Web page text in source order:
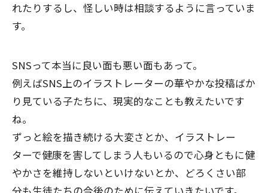
れたりするし、怪しい時は相談するように言っていま
す。
SNSって本当に良い面も悪い面もあって。
例えばSNS上のイラストレーターの華やかな投稿ばか
り見ている子たちに、現実的なことも教えたいです
ね。
ずっと絵を描き続ける大変さとか、イラストレー
ターで健康を害してしまう人もいるので心身ともに健
やかさを維持しないといけないとか、どろくさい部